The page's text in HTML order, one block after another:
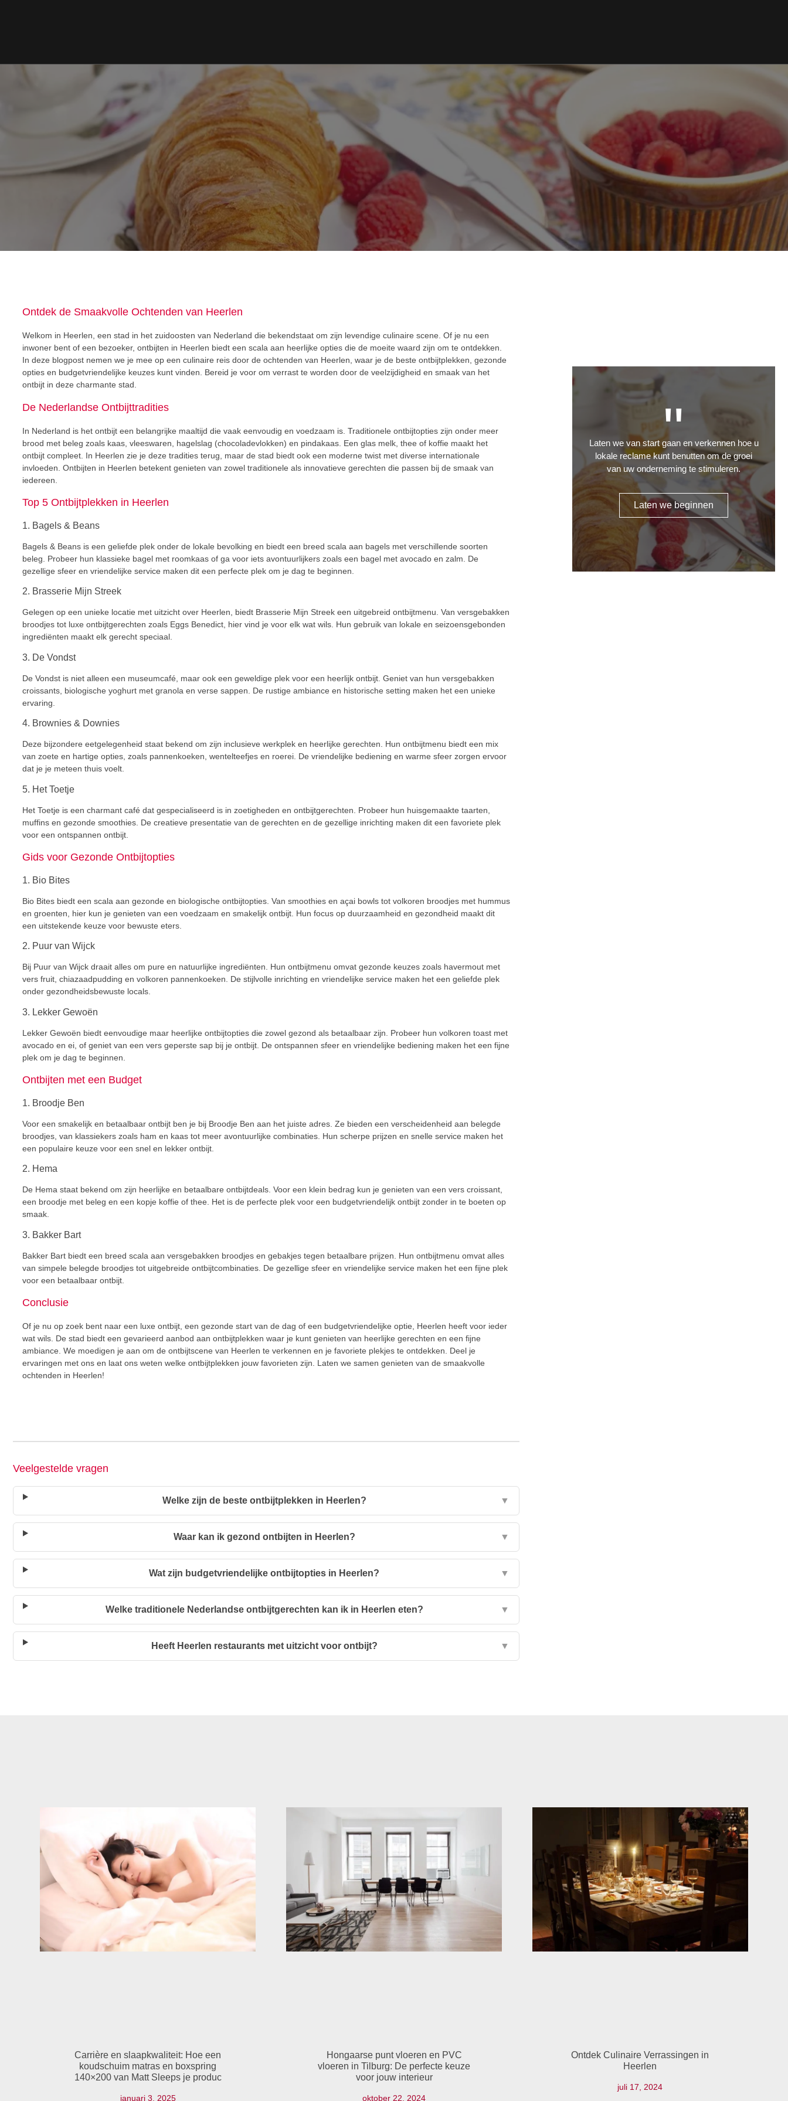
Ontdek de Smaakvolle Ochtenden van Heerlen
Welkom in Heerlen, een stad in het zuidoosten van Nederland die bekendstaat om zijn levendige culinaire scene. Of je nu een
inwoner bent of een bezoeker, ontbijten in Heerlen biedt een scala aan heerlijke opties die de moeite waard zijn om te ontdekken.
In deze blogpost nemen we je mee op een culinaire reis door de ochtenden van Heerlen, waar je de beste ontbijtplekken, gezonde
opties en budgetvriendelijke keuzes kunt vinden. Bereid je voor om verrast te worden door de veelzijdigheid en smaak van het
ontbijt in deze charmante stad.
De Nederlandse Ontbijttradities
In Nederland is het ontbijt een belangrijke maaltijd die vaak eenvoudig en voedzaam is. Traditionele ontbijtopties zijn onder meer
brood met beleg zoals kaas, vleeswaren, hagelslag (chocoladevlokken) en pindakaas. Een glas melk, thee of koffie maakt het
ontbijt compleet. In Heerlen zie je deze tradities terug, maar de stad biedt ook een moderne twist met diverse internationale
invloeden. Ontbijten in Heerlen betekent genieten van zowel traditionele als innovatieve gerechten die passen bij de smaak van
iedereen.
Top 5 Ontbijtplekken in Heerlen
1. Bagels & Beans
Bagels & Beans is een geliefde plek onder de lokale bevolking en biedt een breed scala aan bagels met verschillende soorten
beleg. Probeer hun klassieke bagel met roomkaas of ga voor iets avontuurlijkers zoals een bagel met avocado en zalm. De
gezellige sfeer en vriendelijke service maken dit een perfecte plek om je dag te beginnen.
2. Brasserie Mijn Streek
Gelegen op een unieke locatie met uitzicht over Heerlen, biedt Brasserie Mijn Streek een uitgebreid ontbijtmenu. Van versgebakken
broodjes tot luxe ontbijtgerechten zoals Eggs Benedict, hier vind je voor elk wat wils. Hun gebruik van lokale en seizoensgebonden
ingrediënten maakt elk gerecht speciaal.
3. De Vondst
De Vondst is niet alleen een museumcafé, maar ook een geweldige plek voor een heerlijk ontbijt. Geniet van hun versgebakken
croissants, biologische yoghurt met granola en verse sappen. De rustige ambiance en historische setting maken het een unieke
ervaring.
4. Brownies & Downies
Deze bijzondere eetgelegenheid staat bekend om zijn inclusieve werkplek en heerlijke gerechten. Hun ontbijtmenu biedt een mix
van zoete en hartige opties, zoals pannenkoeken, wentelteefjes en roerei. De vriendelijke bediening en warme sfeer zorgen ervoor
dat je je meteen thuis voelt.
5. Het Toetje
Het Toetje is een charmant café dat gespecialiseerd is in zoetigheden en ontbijtgerechten. Probeer hun huisgemaakte taarten,
muffins en gezonde smoothies. De creatieve presentatie van de gerechten en de gezellige inrichting maken dit een favoriete plek
voor een ontspannen ontbijt.
Gids voor Gezonde Ontbijtopties
1. Bio Bites
Bio Bites biedt een scala aan gezonde en biologische ontbijtopties. Van smoothies en açai bowls tot volkoren broodjes met hummus
en groenten, hier kun je genieten van een voedzaam en smakelijk ontbijt. Hun focus op duurzaamheid en gezondheid maakt dit
een uitstekende keuze voor bewuste eters.
2. Puur van Wijck
Bij Puur van Wijck draait alles om pure en natuurlijke ingrediënten. Hun ontbijtmenu omvat gezonde keuzes zoals havermout met
vers fruit, chiazaadpudding en volkoren pannenkoeken. De stijlvolle inrichting en vriendelijke service maken het een geliefde plek
onder gezondheidsbewuste locals.
3. Lekker Gewoën
Lekker Gewoën biedt eenvoudige maar heerlijke ontbijtopties die zowel gezond als betaalbaar zijn. Probeer hun volkoren toast met
avocado en ei, of geniet van een vers geperste sap bij je ontbijt. De ontspannen sfeer en vriendelijke bediening maken het een fijne
plek om je dag te beginnen.
Ontbijten met een Budget
1. Broodje Ben
Voor een smakelijk en betaalbaar ontbijt ben je bij Broodje Ben aan het juiste adres. Ze bieden een verscheidenheid aan belegde
broodjes, van klassiekers zoals ham en kaas tot meer avontuurlijke combinaties. Hun scherpe prijzen en snelle service maken het
een populaire keuze voor een snel en lekker ontbijt.
2. Hema
De Hema staat bekend om zijn heerlijke en betaalbare ontbijtdeals. Voor een klein bedrag kun je genieten van een vers croissant,
een broodje met beleg en een kopje koffie of thee. Het is de perfecte plek voor een budgetvriendelijk ontbijt zonder in te boeten op
smaak.
3. Bakker Bart
Bakker Bart biedt een breed scala aan versgebakken broodjes en gebakjes tegen betaalbare prijzen. Hun ontbijtmenu omvat alles
van simpele belegde broodjes tot uitgebreide ontbijtcombinaties. De gezellige sfeer en vriendelijke service maken het een fijne plek
voor een betaalbaar ontbijt.
Conclusie
Of je nu op zoek bent naar een luxe ontbijt, een gezonde start van de dag of een budgetvriendelijke optie, Heerlen heeft voor ieder
wat wils. De stad biedt een gevarieerd aanbod aan ontbijtplekken waar je kunt genieten van heerlijke gerechten en een fijne
ambiance. We moedigen je aan om de ontbijtscene van Heerlen te verkennen en je favoriete plekjes te ontdekken. Deel je
ervaringen met ons en laat ons weten welke ontbijtplekken jouw favorieten zijn. Laten we samen genieten van de smaakvolle
ochtenden in Heerlen!
Veelgestelde vragen
Welke zijn de beste ontbijtplekken in Heerlen? ▼
Waar kan ik gezond ontbijten in Heerlen? ▼
Wat zijn budgetvriendelijke ontbijtopties in Heerlen? ▼
Welke traditionele Nederlandse ontbijtgerechten kan ik in Heerlen eten? ▼
Heeft Heerlen restaurants met uitzicht voor ontbijt? ▼
"
Laten we van start gaan en verkennen hoe u
lokale reclame kunt benutten om de groei
van uw onderneming te stimuleren.
Laten we beginnen
Carrière en slaapkwaliteit: Hoe een
koudschuim matras en boxspring
140×200 van Matt Sleeps je produc
januari 3, 2025
Hongaarse punt vloeren en PVC
vloeren in Tilburg: De perfecte keuze
voor jouw interieur
oktober 22, 2024
Ontdek Culinaire Verrassingen in
Heerlen
juli 17, 2024